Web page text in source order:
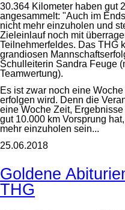
30.364 Kilometer haben gut
angesammelt: "Auch im
nicht mehr einzuholen und
Zieleinlauf noch mit
Teilnehmerfeldes. Das THG
grandiosen
Schulleiterin Sandra Feuge
Teamwertung).
Es ist zwar noch eine
erfolgen wird. Denn die
eine Woche Zeit,
gut 10.000 km Vorsprung
mehr einzuholen sein...
25.06.2018
Goldene
THG